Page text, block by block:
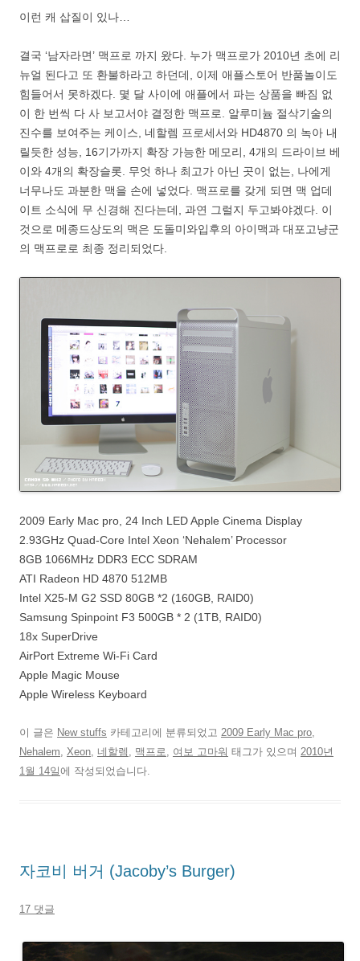
이런 캐 삽질이 있나…
결국 ‘남자라면’ 맥프로 까지 왔다. 누가 맥프로가 2010년 초에 리
뉴얼 된다고 또 환불하라고 하던데, 이제 애플스토어 반품놀이도
힘들어서 못하겠다. 몇 달 사이에 애플에서 파는 상품을 빠짐 없
이 한 번씩 다 사 보고서야 결정한 맥프로. 알루미늄 절삭기술의
진수를 보여주는 케이스, 네할렘 프로세서와 HD4870 의 녹아 내
릴듯한 성능, 16기가까지 확장 가능한 메모리, 4개의 드라이브 베
이와 4개의 확장슬롯. 무엇 하나 최고가 아닌 곳이 없는, 나에게
너무나도 과분한 맥을 손에 넣었다. 맥프로를 갖게 되면 맥 업데
이트 소식에 무 신경해 진다는데, 과연 그럴지 두고봐야겠다. 이
것으로 메종드상도의 맥은 도돌미와입후의 아이맥과 대포고냥군
의 맥프로로 최종 정리되었다.
2009 Early Mac pro, 24 Inch LED Apple Cinema Display
2.93GHz Quad-Core Intel Xeon ‘Nehalem’ Processor
8GB 1066MHz DDR3 ECC SDRAM
ATI Radeon HD 4870 512MB
Intel X25-M G2 SSD 80GB *2 (160GB, RAID0)
Samsung Spinpoint F3 500GB * 2 (1TB, RAID0)
18x SuperDrive
AirPort Extreme Wi-Fi Card
Apple Magic Mouse
Apple Wireless Keyboard
이 글은 New stuffs 카테고리에 분류되었고 2009 Early Mac pro
Nehalem
Xeon 네할렘 맥프로 여보 고마워 태그가 있으며 2010년
1월 14일에 작성되었습니다.
자코비 버거 (Jacoby’s Burger)
17 댓글